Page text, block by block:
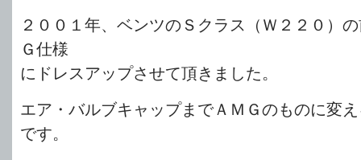
２００１年、ベンツのＳクラス（Ｗ２２０）
Ｇ仕様
にドレスアップさせて頂きました。
エア・バルブキャップまでＡＭＧのものに変
です。